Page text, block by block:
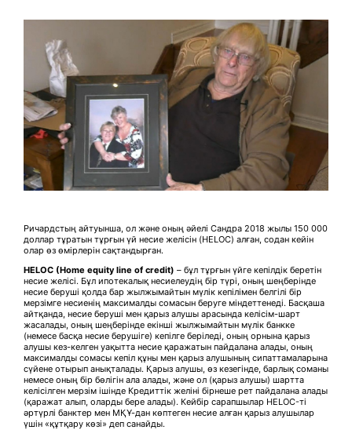
Ричардстың айтуынша, ол және оның әйелі Сандра 2018 жылы 150 000
доллар тұратын тұрғын үй несие желісін (HELOC) алған, содан кейін
олар өз өмірлерін сақтандырған.
HELOC (Home equity line of credit) – бұл тұрғын үйге кепілдік беретін
несие желісі. Бұл ипотекалық несиелеудің бір түрі, оның шеңберінде
несие беруші қолда бар жылжымайтын мүлік кепілімен белгілі бір
мерзімге несиенің максималды сомасын беруге міндеттенеді. Басқаша
айтқанда, несие беруші мен қарыз алушы арасында келісім-шарт
жасалады, оның шеңберінде екінші жылжымайтын мүлік банкке
(немесе басқа несие берушіге) кепілге беріледі, оның орнына қарыз
алушы кез-келген уақытта несие қаражатын пайдалана алады, оның
максималды сомасы кепіл құны мен қарыз алушының сипаттамаларына
сүйене отырып анықталады. Қарыз алушы, өз кезегінде, барлық соманы
немесе оның бір бөлігін ала алады, және ол (қарыз алушы) шартта
келісілген мерзім ішінде Кредиттік желіні бірнеше рет пайдалана алады
(қаражат алып, оларды бере алады). Кейбір сарапшылар HELOC-ті
әртүрлі банктер мен МҚҰ-дан көптеген несие алған қарыз алушылар
үшін «құтқару көзі» деп санайды.